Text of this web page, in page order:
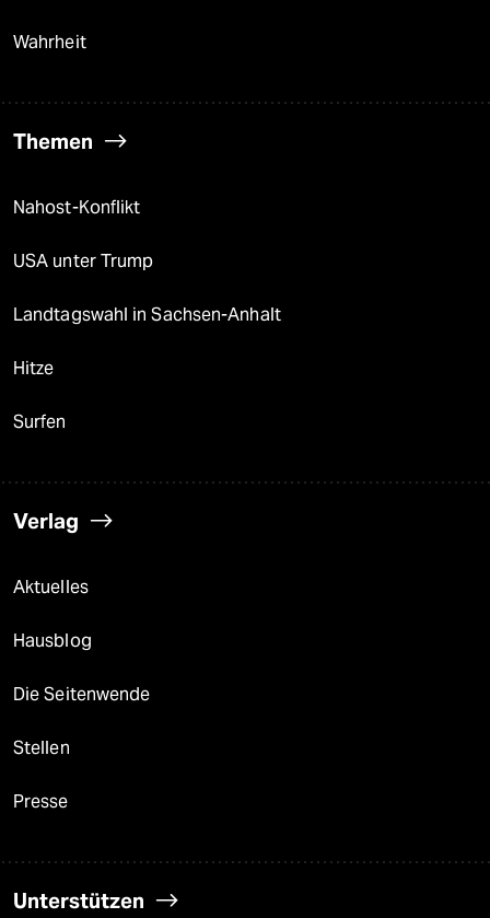
Wahrheit
Themen
Nahost-Konflikt
USA unter Trump
Landtagswahl in Sachsen-Anhalt
Hitze
Surfen
Verlag
Aktuelles
Hausblog
Die Seitenwende
Stellen
Presse
Unterstützen